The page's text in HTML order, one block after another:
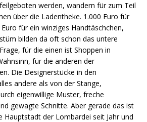
werden, wandern für zum Teil
über die Ladentheke. 1.000 Euro für
für ein winziges Handtäschchen,
bilden da oft schon das untere
für die einen ist Shoppen in
für die anderen der
Die Designerstücke in den
andere als von der Stange,
eigenwillige Muster, freche
gewagte Schnitte. Aber gerade das ist
Hauptstadt der Lombardei seit Jahr und